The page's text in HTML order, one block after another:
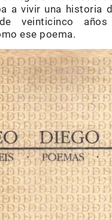
a vivir una historia
veinticinco años
ese poema.